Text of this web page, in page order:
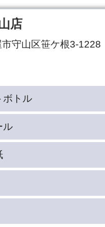
店
守山区笹ケ根3-1228
ボトル
ル